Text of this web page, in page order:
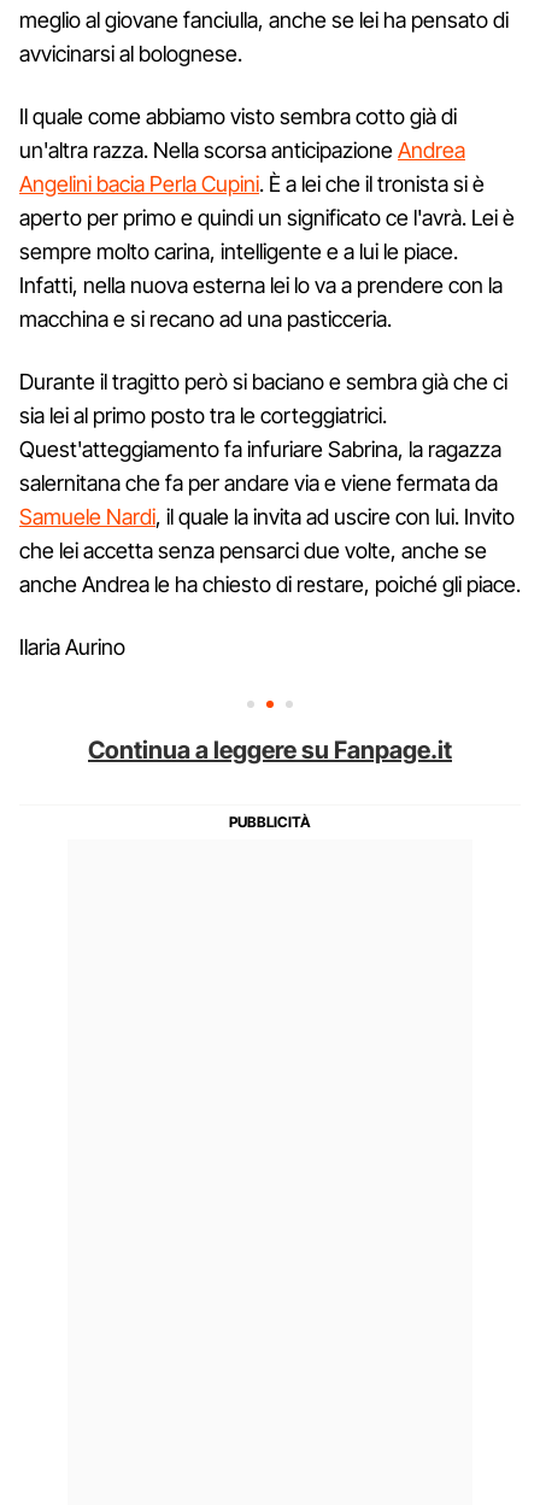
meglio al giovane fanciulla, anche se lei ha pensato di
avvicinarsi al bolognese.
Il quale come abbiamo visto sembra cotto già di
un'altra razza. Nella scorsa anticipazioneAndrea
Angelini bacia Perla Cupini. È a lei che il tronista si è
aperto per primo e quindi un significato ce l'avrà. Lei è
sempre molto carina, intelligente e a lui le piace.
Infatti, nella nuova esterna lei lo va a prendere con la
macchina e si recano ad una pasticceria.
Durante il tragitto però si baciano e sembra già che ci
sia lei al primo posto tra le corteggiatrici.
Quest'atteggiamento fa infuriare Sabrina, la ragazza
salernitana che fa per andare via e viene fermata da
Samuele Nardi, il quale la invita ad uscire con lui. Invito
che lei accetta senza pensarci due volte, anche se
anche Andrea le ha chiesto di restare, poiché gli piace.
Ilaria Aurino
Continua a leggere su Fanpage.it